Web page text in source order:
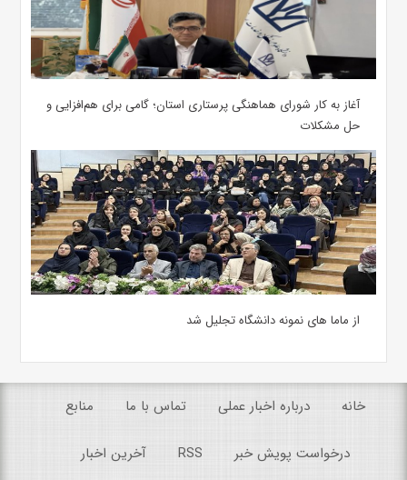
آغاز به کار شورای هماهنگی پرستاری استان؛ گامی برای هم‌افزایی و
حل مشکلات
از ماما های نمونه دانشگاه تجلیل شد
خانه درباره اخبار عملی تماس با ما منابع
درخواست پویش خبر RSS آخرین اخبار